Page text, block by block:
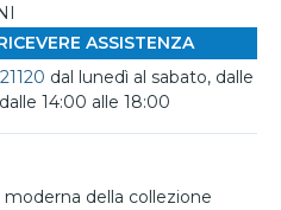
ASSISTENZA
dal lunedì al sabato, dalle
14:00 alle 18:00
della collezione